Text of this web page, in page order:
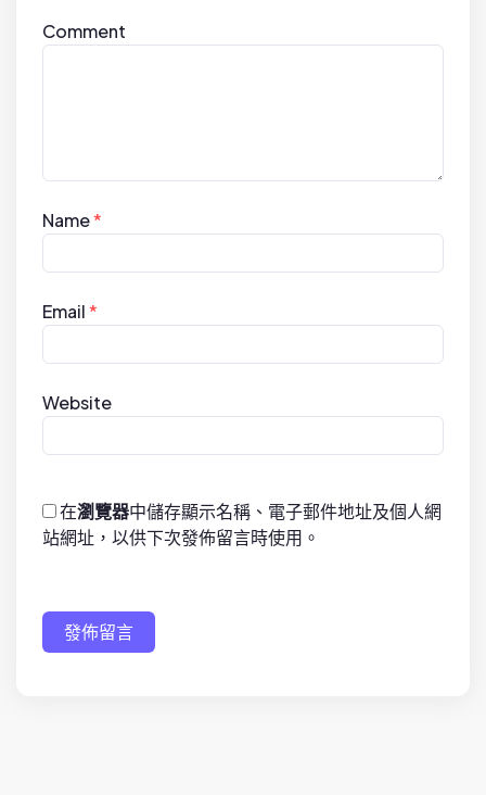
Comment
Name*
Email*
Website
在瀏覽器中儲存顯示名稱、電子郵件地址及個人網
站網址，以供下次發佈留言時使用。
發佈留言